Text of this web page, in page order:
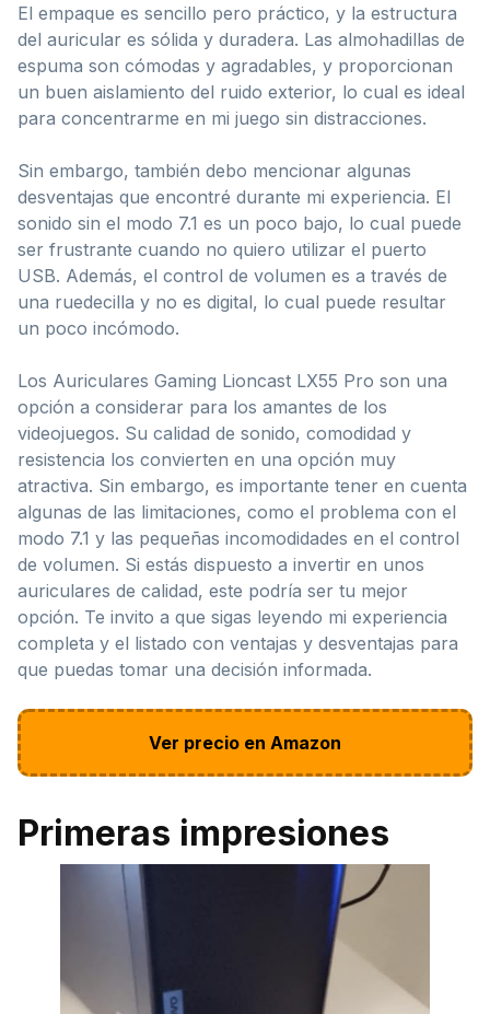
El empaque es sencillo pero práctico, y la estructura
del auricular es sólida y duradera. Las almohadillas de
espuma son cómodas y agradables, y proporcionan
un buen aislamiento del ruido exterior, lo cual es ideal
para concentrarme en mi juego sin distracciones.
Sin embargo, también debo mencionar algunas
desventajas que encontré durante mi experiencia. El
sonido sin el modo 7.1 es un poco bajo, lo cual puede
ser frustrante cuando no quiero utilizar el puerto
USB. Además, el control de volumen es a través de
una ruedecilla y no es digital, lo cual puede resultar
un poco incómodo.
Los Auriculares Gaming Lioncast LX55 Pro son una
opción a considerar para los amantes de los
videojuegos. Su calidad de sonido, comodidad y
resistencia los convierten en una opción muy
atractiva. Sin embargo, es importante tener en cuenta
algunas de las limitaciones, como el problema con el
modo 7.1 y las pequeñas incomodidades en el control
de volumen. Si estás dispuesto a invertir en unos
auriculares de calidad, este podría ser tu mejor
opción. Te invito a que sigas leyendo mi experiencia
completa y el listado con ventajas y desventajas para
que puedas tomar una decisión informada.
Ver precio en Amazon
Primeras impresiones